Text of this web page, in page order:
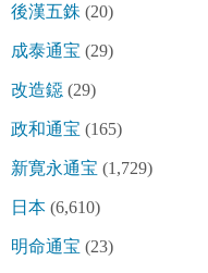
後漢五銖 (20)
成泰通宝 (29)
改造鐚 (29)
政和通宝 (165)
新寛永通宝 (1,729)
日本 (6,610)
明命通宝 (23)